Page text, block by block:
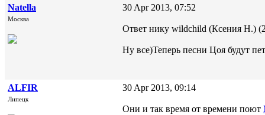
Natella
Москва
30 Apr 2013, 07:52
Ответ нику wildchild (Ксения Н.)
Ну все)Теперь песни Цоя будут
ALFIR
Липецк
30 Apr 2013, 09:14
Они и так время от времени поют